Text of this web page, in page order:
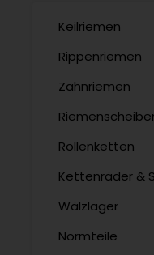
Keilriemen
Rippenriemen
Zahnriemen
Rollenketten
Kettenräder &
Wälzlager
Normteile